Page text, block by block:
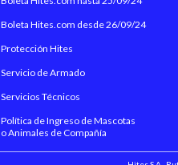
Boleta Hites.com desde 26/09/24
Protección Hites
Servicio de Armado
Servicios Técnicos
Política de Ingreso de Mascotas
o Animales de Compañía